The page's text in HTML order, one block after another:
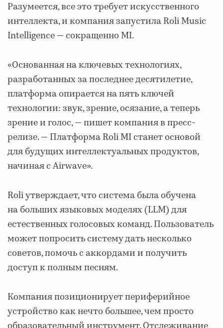
Разумеется, все это требует искусственного
интеллекта, и компания запустила Roli Music
Intelligence — сокращенно MI.
«Основанная на ключевых технологиях,
разработанных за последнее десятилетие,
платформа опирается на пять ключей
технологии: звук, зрение, осязание, а теперь
зрение и голос, — пишет компания в пресс-
релизе. — Платформа Roli MI станет основой
для будущих интеллектуальных продуктов,
начиная с Airwave».
Roli утверждает, что система была обучена
на больших языковых моделях (LLM) для
естественных голосовых команд. Пользователь
может попросить систему дать несколько
советов, помочь с аккордами и получить
доступ к полным песням.
Компания позиционирует периферийное
устройство как нечто большее, чем просто